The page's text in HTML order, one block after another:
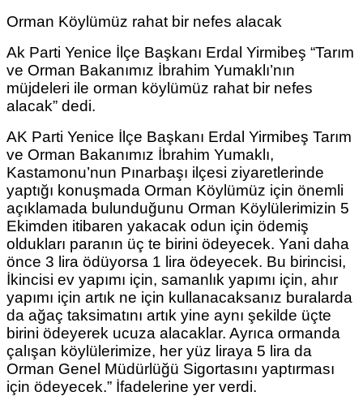
Orman Köylümüz rahat bir nefes alacak
Ak Parti Yenice İlçe Başkanı Erdal Yirmibeş “Tarım
ve Orman Bakanımız İbrahim Yumaklı’nın
müjdeleri ile orman köylümüz rahat bir nefes
alacak” dedi.
AK Parti Yenice İlçe Başkanı Erdal Yirmibeş Tarım
ve Orman Bakanımız İbrahim Yumaklı,
Kastamonu’nun Pınarbaşı ilçesi ziyaretlerinde
yaptığı konuşmada Orman Köylümüz için önemli
açıklamada bulunduğunu Orman Köylülerimizin 5
Ekimden itibaren yakacak odun için ödemiş
oldukları paranın üç te birini ödeyecek. Yani daha
önce 3 lira ödüyorsa 1 lira ödeyecek. Bu birincisi,
İkincisi ev yapımı için, samanlık yapımı için, ahır
yapımı için artık ne için kullanacaksanız buralarda
da ağaç taksimatını artık yine aynı şekilde üçte
birini ödeyerek ucuza alacaklar. Ayrıca ormanda
çalışan köylülerimize, her yüz liraya 5 lira da
Orman Genel Müdürlüğü Sigortasını yaptırması
için ödeyecek.” İfadelerine yer verdi.